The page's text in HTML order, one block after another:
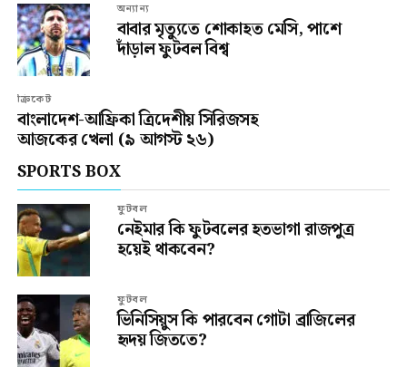
অন্যান্য
বাবার মৃত্যুতে শোকাহত মেসি, পাশে
দাঁড়াল ফুটবল বিশ্ব
ক্রিকেট
বাংলাদেশ-আফ্রিকা ত্রিদেশীয় সিরিজসহ
আজকের খেলা (৯ আগস্ট ২৬)
SPORTS BOX
ফুটবল
নেইমার কি ফুটবলের হতভাগা রাজপুত্র
হয়েই থাকবেন?
ফুটবল
ভিনিসিয়ুস কি পারবেন গোটা ব্রাজিলের
হৃদয় জিততে?